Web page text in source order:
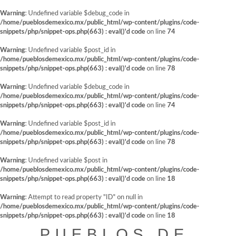
Warning: Undefined variable $debug_code in
/home/pueblosdemexico.mx/public_html/wp-content/plugins/code-
snippets/php/snippet-ops.php(663) : eval()'d code on line 74
Warning: Undefined variable $post_id in
/home/pueblosdemexico.mx/public_html/wp-content/plugins/code-
snippets/php/snippet-ops.php(663) : eval()'d code on line 78
Warning: Undefined variable $debug_code in
/home/pueblosdemexico.mx/public_html/wp-content/plugins/code-
snippets/php/snippet-ops.php(663) : eval()'d code on line 74
Warning: Undefined variable $post_id in
/home/pueblosdemexico.mx/public_html/wp-content/plugins/code-
snippets/php/snippet-ops.php(663) : eval()'d code on line 78
Warning: Undefined variable $post in
/home/pueblosdemexico.mx/public_html/wp-content/plugins/code-
snippets/php/snippet-ops.php(663) : eval()'d code on line 18
Warning: Attempt to read property "ID" on null in
/home/pueblosdemexico.mx/public_html/wp-content/plugins/code-
snippets/php/snippet-ops.php(663) : eval()'d code on line 18